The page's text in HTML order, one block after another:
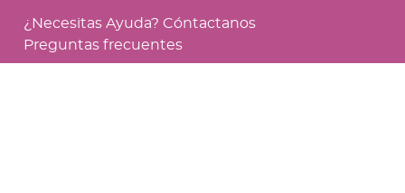
¿Necesitas Ayuda? Cóntactanos
Preguntas frecuentes